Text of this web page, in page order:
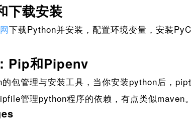
下载安装
下载Python并安装，配置环境变量，安装
Pip和Pipenv
管理与安装工具，当你安装python后，pip
管理python程序的依赖，有点类似maven